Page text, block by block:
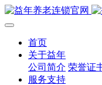
首页
关于益年
公司简介 荣誉证
服务支持